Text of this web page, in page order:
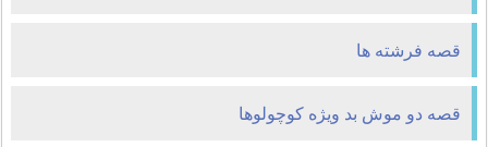
قصه فرشته ها
قصه دو موش بد ویژه کوچولوها